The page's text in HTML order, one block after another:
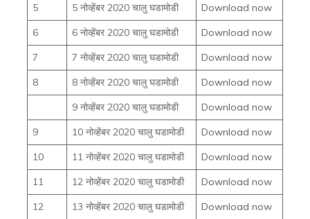
5
5 नोव्हेंबर 2020 चालु घडामोडी
Download now
6
6 नोव्हेंबर 2020 चालु घडामोडी
Download now
7
7 नोव्हेंबर 2020 चालु घडामोडी
Download now
8
8 नोव्हेंबर 2020 चालु घडामोडी
Download now
9 नोव्हेंबर 2020 चालु घडामोडी
Download now
9
10 नोव्हेंबर 2020 चालु घडामोडी
Download now
10
11 नोव्हेंबर 2020 चालु घडामोडी
Download now
11
12 नोव्हेंबर 2020 चालु घडामोडी
Download now
12
13 नोव्हेंबर 2020 चालु घडामोडी
Download now